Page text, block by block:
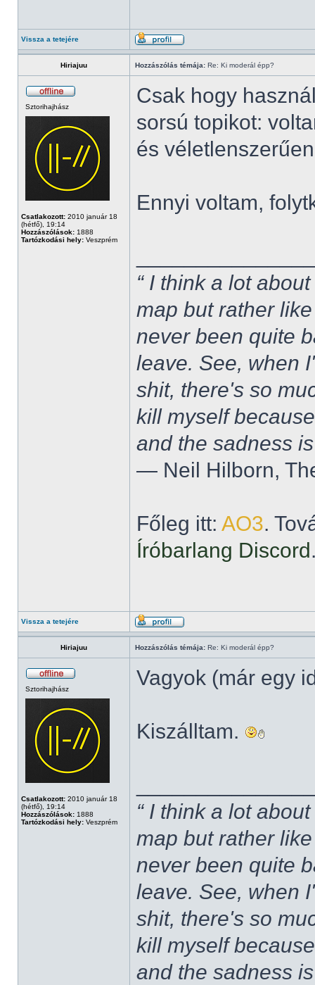
Vissza a tetejére
Hiriajuu Hozzászólás témája: Re: Ki moderál épp?
Sztorihajhász
Csatlakozott: 2010 január 18
(hétfő), 19:14
Hozzászólások: 1888
Tartózkodási hely: Veszprém
Csak hogy
sorsú topikot:
és
Ennyi voltam,
“ I think a lot
map but rather
never been quite
leave. See, when
shit, there's so
kill myself
and the sadness
― Neil Hilborn,
Főleg itt: AO3.
Íróbarlang Discord
Vissza a tetejére
Hiriajuu Hozzászólás témája: Re: Ki moderál épp?
Sztorihajhász
Csatlakozott: 2010 január 18
(hétfő), 19:14
Hozzászólások: 1888
Tartózkodási hely: Veszprém
Vagyok (már egy
Kiszálltam.
“ I think a lot
map but rather
never been quite
leave. See, when
shit, there's so
kill myself
and the sadness